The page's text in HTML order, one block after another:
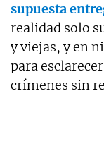
supuesta
realidad solo
y viejas, y en
para
crímenes sin